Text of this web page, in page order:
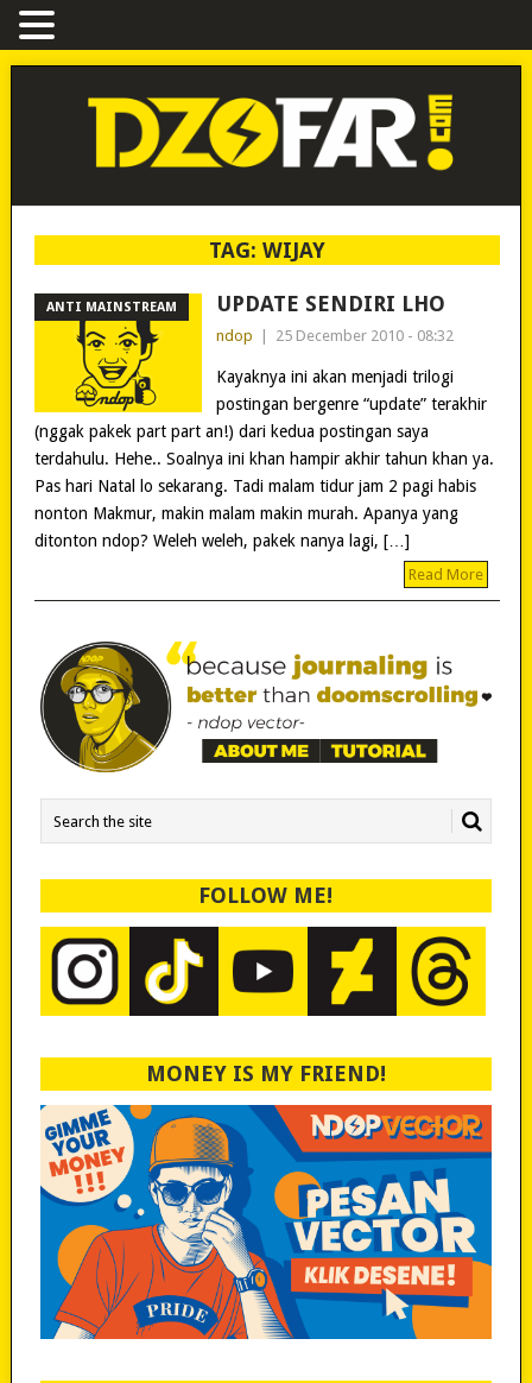
TAG: WIJAY
ANTI MAINSTREAM UPDATE SENDIRI LHO
ndop 25 December 2010 - 08:32
Kayaknya ini akan menjadi trilogi
postingan bergenre “update” terakhir
(nggak pakek part part an!) dari kedua postingan saya
terdahulu. Hehe.. Soalnya ini khan hampir akhir tahun khan ya.
Pas hari Natal lo sekarang. Tadi malam tidur jam 2 pagi habis
nonton Makmur, makin malam makin murah. Apanya yang
ditonton ndop? Weleh weleh, pakek nanya lagi, […]
Read More
FOLLOW ME!
MONEY IS MY FRIEND!